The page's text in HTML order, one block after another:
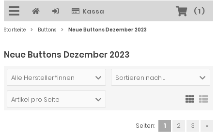
Kassa (1)
Startseite Buttons Neue Buttons Dezember 2023
Neue Buttons Dezember 2023
Alle Hersteller*innen Sortieren nach ...
Artikel pro Seite
Seiten: 1 2 3 »